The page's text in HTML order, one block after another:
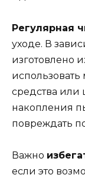
Регулярная
уходе. В
изготовлено
средства или
накопления
повреждать
Важно
если это